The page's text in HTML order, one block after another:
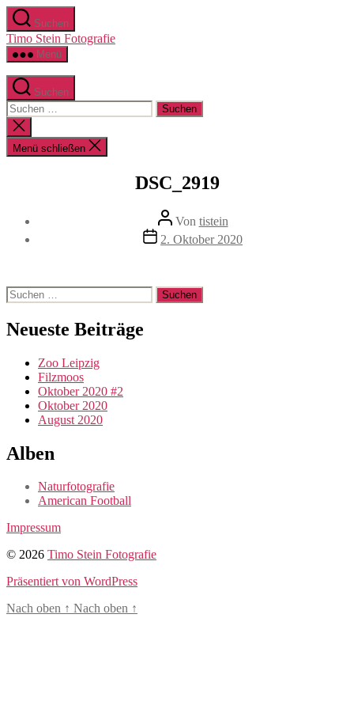
Zum
Inhalt
springen
Suchen
Timo Stein Fotografie
Menü
Suchen
Suchen
nach:
Suche
schließen
Menü schließen
DSC_2919
Beitragsautor
Von tistein
Veröffentlichungsdatum
2. Oktober 2020
Suchen
nach:
Neueste Beiträge
Zoo Leipzig
Filzmoos
Oktober 2020 #2
Oktober 2020
August 2020
Alben
Naturfotografie
American Football
Impressum
© 2026 Timo Stein Fotografie
Präsentiert von WordPress
Nach oben ↑ Nach oben ↑